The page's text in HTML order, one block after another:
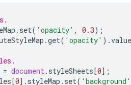
. set( 'opacity' , 0.3);
.get( 'opacity' ).value
= document. styleSheets[0];
[0]. styleMap . set( 'background'